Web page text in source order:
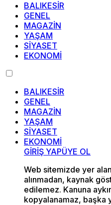
BALIKESİR
GENEL
MAGAZİN
YAŞAM
SİYASET
EKONOMİ
BALIKESİR
GENEL
MAGAZİN
YAŞAM
SİYASET
EKONOMİ
GİRİŞ YAPÜYE OL
Web sitemizde yer
alınmadan, kaynak
edilemez. Kanuna
kopyalanamaz, başka